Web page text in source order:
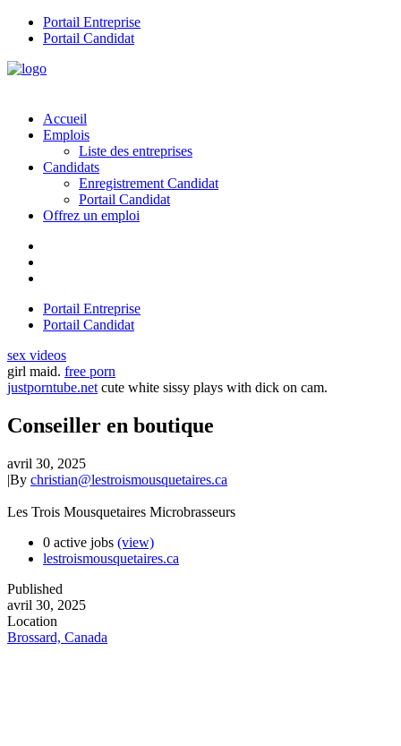
Portail Entreprise
Portail Candidat
Accueil
Emplois
Liste des entreprises
Candidats
Enregistrement Candidat
Portail Candidat
Offrez un emploi
Portail Entreprise
Portail Candidat
sex videos
girl maid. free porn
justporntube.net cute white sissy plays with dick on cam.
Conseiller en boutique
avril 30, 2025
|By christian@lestroismousquetaires.ca
Les Trois Mousquetaires Microbrasseurs
0 active jobs (view)
lestroismousquetaires.ca
Published
avril 30, 2025
Location
Brossard, Canada